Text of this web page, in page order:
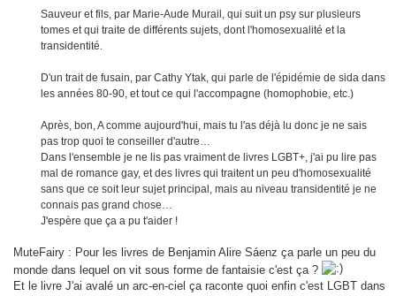
Sauveur et fils, par Marie-Aude Murail, qui suit un psy sur plusieurs
tomes et qui traite de différents sujets, dont l'homosexualité et la
transidentité.
D'un trait de fusain, par Cathy Ytak, qui parle de l'épidémie de sida dans
les années 80-90, et tout ce qui l'accompagne (homophobie, etc.)
Après, bon, A comme aujourd'hui, mais tu l'as déjà lu donc je ne sais
pas trop quoi te conseiller d'autre…
Dans l'ensemble je ne lis pas vraiment de livres LGBT+, j'ai pu lire pas
mal de romance gay, et des livres qui traitent un peu d'homosexualité
sans que ce soit leur sujet principal, mais au niveau transidentité je ne
connais pas grand chose…
J'espère que ça a pu t'aider !
MuteFairy : Pour les livres de Benjamin Alire Sáenz ça parle un peu du
monde dans lequel on vit sous forme de fantaisie c'est ça ?
Et le livre J'ai avalé un arc-en-ciel ça raconte quoi enfin c'est LGBT dans